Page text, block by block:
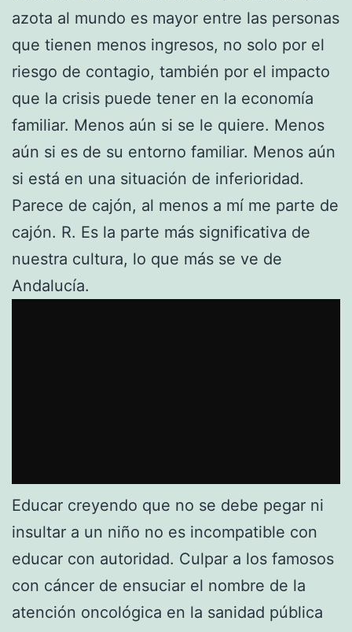
azota al mundo es mayor entre las personas
que tienen menos ingresos, no solo por el
riesgo de contagio, también por el impacto
que la crisis puede tener en la economía
familiar. Menos aún si se le quiere. Menos
aún si es de su entorno familiar. Menos aún
si está en una situación de inferioridad.
Parece de cajón, al menos a mí me parte de
cajón. R. Es la parte más significativa de
nuestra cultura, lo que más se ve de
Andalucía.
Educar creyendo que no se debe pegar ni
insultar a un niño no es incompatible con
educar con autoridad. Culpar a los famosos
con cáncer de ensuciar el nombre de la
atención oncológica en la sanidad pública